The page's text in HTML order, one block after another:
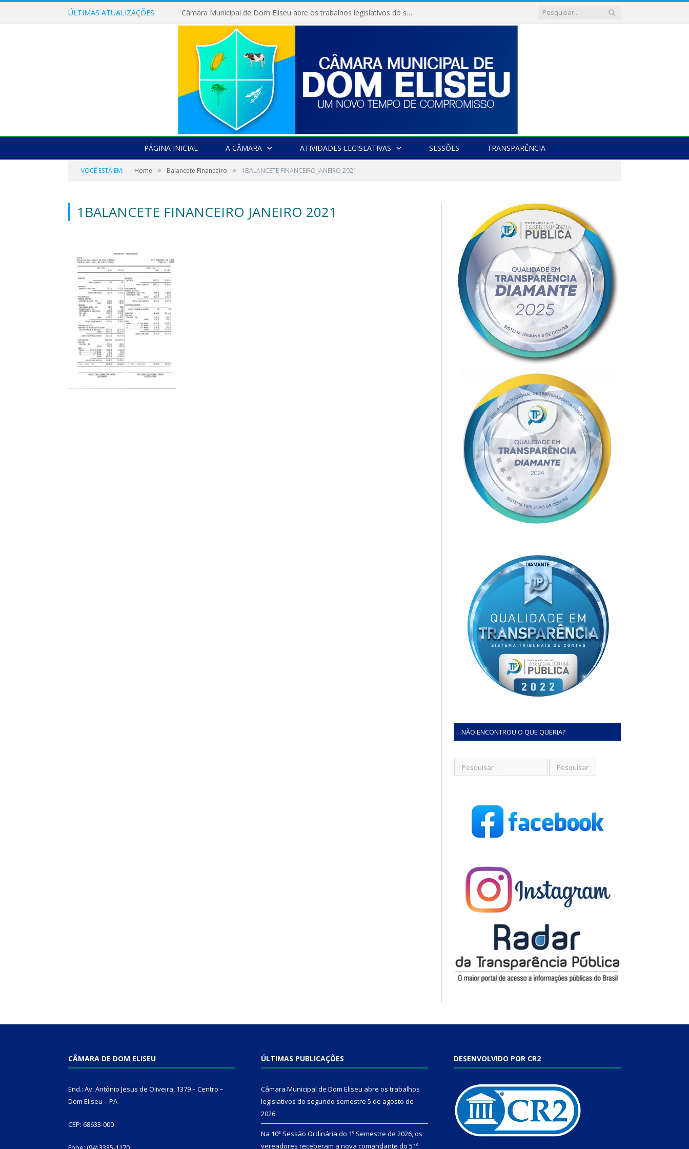
ÚLTIMAS ATUALIZAÇÕES: Câmara Municipal de Dom Eliseu abre os trabalhos legislativos do segundo semestre
PÁGINA INICIAL A CÂMARA ATIVIDADES LEGISLATIVAS SESSÕES TRANSPARÊNCIA
VOCÊ ESTÁ EM: Home » Balancete Financeiro » 1BALANCETE FINANCEIRO JANEIRO 2021
1BALANCETE FINANCEIRO JANEIRO 2021
NÃO ENCONTROU O QUE QUERIA?
CÂMARA DE DOM ELISEU
End.: Av. Antônio Jesus de Oliveira, 1379 – Centro –
Dom Eliseu – PA
CEP: 68633-000
ÚLTIMAS PUBLICAÇÕES
Câmara Municipal de Dom Eliseu abre os trabalhos
legislativos do segundo semestre 5 de agosto de
2026
Na 10ª Sessão Ordinária do 1º Semestre de 2026, os
vereadores receberam a nova comandante do 51º
DESENVOLVIDO POR CR2